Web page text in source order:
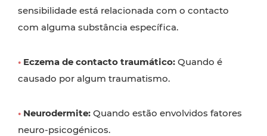
sensibilidade está relacionada com o contacto
com alguma substância específica.
• Eczema de contacto traumático: Quando é
causado por algum traumatismo.
• Neurodermite: Quando estão envolvidos fatores
neuro-psicogénicos.